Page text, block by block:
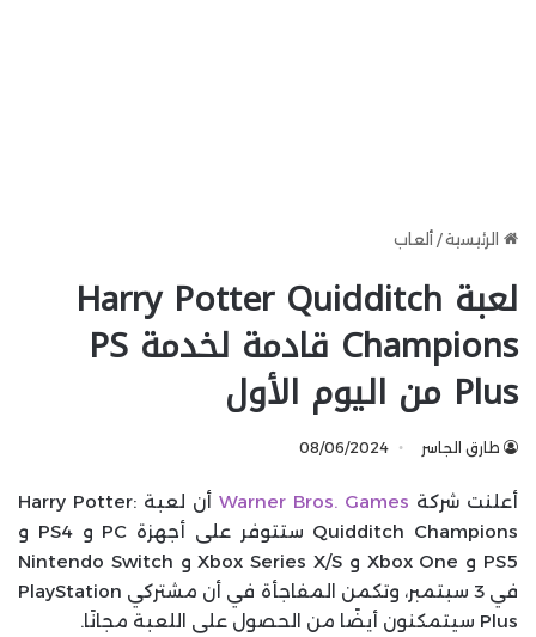
الرئيسية/ ألعاب
لعبة Harry Potter Quidditch
Champions قادمة لخدمة PS
Plus من اليوم الأول
طارق الجاسر 08/06/2024
أعلنت شركة
أن لعبة Harry Potter:
Quidditch Champions ستتوفر على أجهزة PC و PS4 و
PS5 و Xbox One و Xbox Series X/S و Nintendo Switch
في 3 سبتمبر، وتكمن المفاجأة في أن مشتركي PlayStation
Plus سيتمكنون أيضًا من الحصول على اللعبة مجانًا.